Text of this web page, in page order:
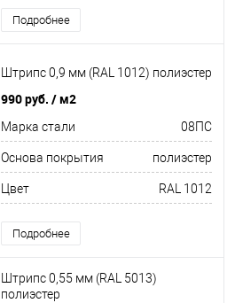
Подробнее
Штрипс 0,9 мм (RAL 1012) полиэстер
990 руб. / м2
Марка стали 08ПС
Основа покрытия полиэстер
Цвет RAL 1012
Подробнее
Штрипс 0,55 мм (RAL 5013)
полиэстер